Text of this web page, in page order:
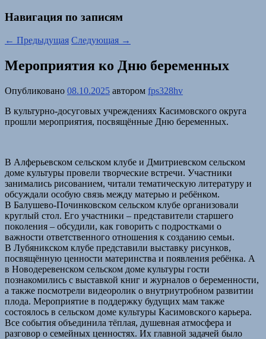
Навигация по записям
← Предыдущая Следующая →
Мероприятия ко Дню беременных
Опубликовано 08.10.2025 автором fps328hv
В культурно-досуговых учреждениях Касимовского округа
прошли мероприятия, посвящённые Дню беременных.
В Алферьевском сельском клубе и Дмитриевском сельском
доме культуры провели творческие встречи. Участники
занимались рисованием, читали тематическую литературу и
обсуждали особую связь между матерью и ребёнком.
В Балушево-Починковском сельском клубе организовали
круглый стол. Его участники – представители старшего
поколения – обсудили, как говорить с подростками о
важности ответственного отношения к созданию семьи.
В Лубяникском клубе представили выставку рисунков,
посвящённую ценности материнства и появления ребёнка. А
в Новодеревенском сельском доме культуры гости
познакомились с выставкой книг и журналов о беременности,
а также посмотрели видеоролик о внутриутробном развитии
плода. Мероприятие в поддержку будущих мам также
состоялось в сельском доме культуры Касимовского карьера.
Все события объединила тёплая, душевная атмосфера и
разговор о семейных ценностях. Их главной задачей было